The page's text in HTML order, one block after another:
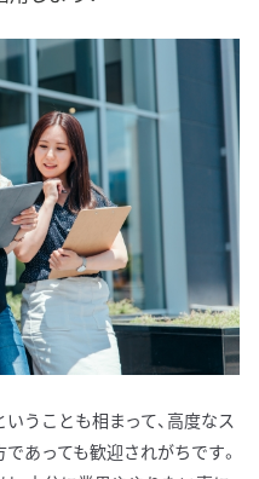
うことも相まって、高度なス
あっても歓迎されがちです。